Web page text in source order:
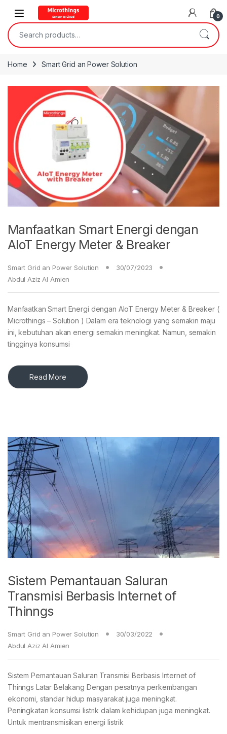
Open 0
Search for:
Home Smart Grid an Power Solution
Manfaatkan Smart Energi dengan
AIoT Energy Meter & Breaker
Smart Grid an Power Solution
30/07/2023
Abdul Aziz Al Amien
Manfaatkan Smart Energi dengan AIoT Energy Meter & Breaker (
Microthings – Solution ) Dalam era teknologi yang semakin maju
ini, kebutuhan akan energi semakin meningkat. Namun, semakin
tingginya konsumsi
Read More
Sistem Pemantauan Saluran
Transmisi Berbasis Internet of
Thinngs
Smart Grid an Power Solution
30/03/2022
Abdul Aziz Al Amien
Sistem Pemantauan Saluran Transmisi Berbasis Internet of
Thinngs Latar Belakang Dengan pesatnya perkembangan
ekonomi, standar hidup masyarakat juga meningkat.
Peningkatan konsumsi listrik dalam kehidupan juga meningkat.
Untuk mentransmisikan energi listrik